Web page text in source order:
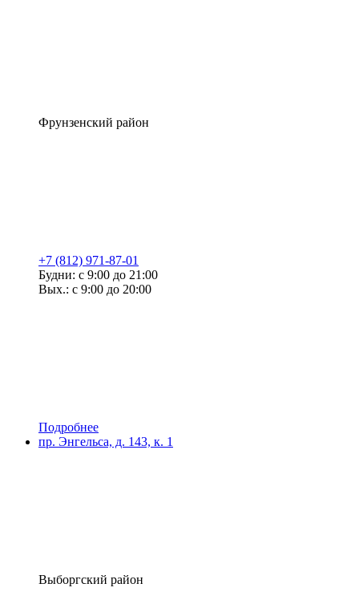
Фрунзенский район
+7 (812) 971-87-01
Будни: с 9:00 до 21:00
Вых.: с 9:00 до 20:00
Подробнее
пр. Энгельса, д. 143, к. 1
Выборгский район